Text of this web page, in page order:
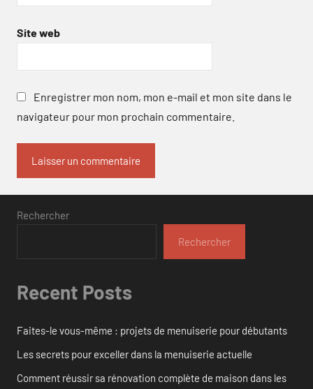
Site web
Enregistrer mon nom, mon e-mail et mon site dans le
navigateur pour mon prochain commentaire.
Rechercher
Rechercher
Recent Posts
Faites-le vous-même : projets de menuiserie pour débutants
Les secrets pour exceller dans la menuiserie actuelle
Comment réussir sa rénovation complète de maison dans les